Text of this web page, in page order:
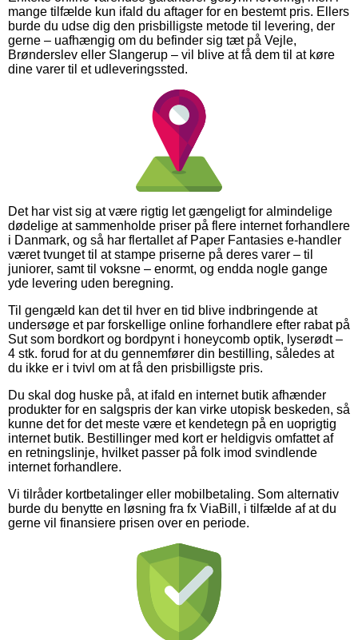
mange tilfælde kun ifald du aftager for en bestemt pris. Ellers
burde du udse dig den prisbilligste metode til levering, der
gerne – uafhængig om du befinder sig tæt på Vejle,
Brønderslev eller Slangerup – vil blive at få dem til at køre
dine varer til et udleveringssted.
Det har vist sig at være rigtig let gængeligt for almindelige
dødelige at sammenholde priser på flere internet forhandlere
i Danmark, og så har flertallet af Paper Fantasies e-handler
været tvunget til at stampe priserne på deres varer – til
juniorer, samt til voksne – enormt, og endda nogle gange
yde levering uden beregning.
Til gengæld kan det til hver en tid blive indbringende at
undersøge et par forskellige online forhandlere efter rabat på
Sut som bordkort og bordpynt i honeycomb optik, lyserødt –
4 stk. forud for at du gennemfører din bestilling, således at
du ikke er i tvivl om at få den prisbilligste pris.
Du skal dog huske på, at ifald en internet butik afhænder
produkter for en salgspris der kan virke utopisk beskeden, så
kunne det for det meste være et kendetegn på en uoprigtig
internet butik. Bestillinger med kort er heldigvis omfattet af
en retningslinje, hvilket passer på folk imod svindlende
internet forhandlere.
Vi tilråder kortbetalinger eller mobilbetaling. Som alternativ
burde du benytte en løsning fra fx ViaBill, i tilfælde af at du
gerne vil finansiere prisen over en periode.